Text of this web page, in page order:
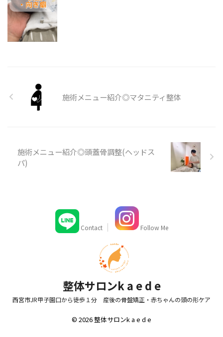
施術メニュー紹介◎マタニティ整体
施術メニュー紹介◎頭蓋骨調整(ヘッドス
パ)
Contact Follow Me
整体サロンk a e d e
西宮市JR甲子園口から徒歩１分 産後の骨盤矯正・赤ちゃんの頭の形ケア
© 2026 整体サロンk a e d e